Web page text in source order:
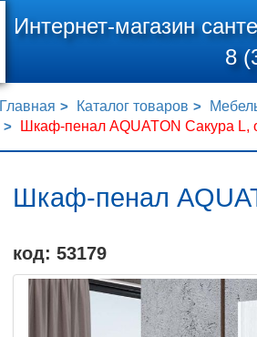
Интернет-магазин
8
Главная Каталог товаров
Шкаф-пенал AQUATON Сакура L,
Шкаф-пенал
код: 53179